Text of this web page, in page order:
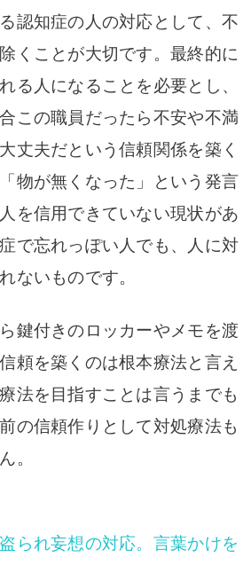
認知症の人の対応として、不
くことが大切です。最終的に
る人になることを必要とし、
この職員だったら不安や不満
丈夫だという信頼関係を築く
物が無くなった」という発言
を信用できていない現状があ
で忘れっぽい人でも、人に対
ないものです。
鍵付きのロッカーやメモを渡
頼を築くのは根本療法と言え
法を目指すことは言うまでも
の信頼作りとして対処療法も
。
られ妄想の対応。言葉かけを